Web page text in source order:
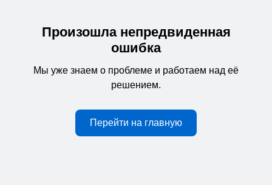
Произошла непредвиденная
ошибка
Мы уже знаем о проблеме и работаем над её
решением.
Перейти на главную